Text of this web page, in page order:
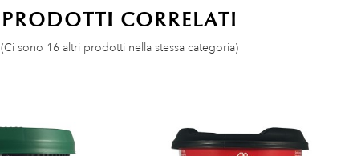
PRODOTTI CORRELATI
(Ci sono 16 altri prodotti nella stessa categoria)